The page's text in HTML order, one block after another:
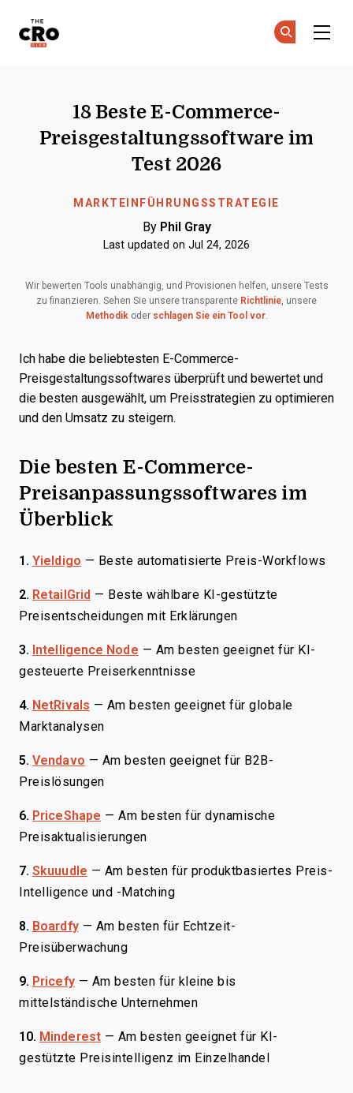
MARKTEINFÜHRUNGSSTRATEGIE
18 Beste E-Commerce-
Preisgestaltungssoftware im
Test 2026
By Phil Gray
Last updated on Jul 24, 2026
Wir bewerten Tools unabhängig, und Provisionen helfen, unsere Tests
zu finanzieren. Sehen Sie unsere transparente Richtlinie, unsere
Methodikoder schlagen Sie ein Tool vor.
Ich habe die beliebtesten E-Commerce-
Preisgestaltungssoftwares überprüft und bewertet und
die besten ausgewählt, um Preisstrategien zu optimieren
und den Umsatz zu steigern.
Die besten E-Commerce-
Preisanpassungssoftwares im
Überblick
1. Yieldigo — Beste automatisierte Preis-Workflows
2. RetailGrid — Beste wählbare KI-gestützte
Preisentscheidungen mit Erklärungen
3. Intelligence Node — Am besten geeignet für KI-
gesteuerte Preiserkenntnisse
4. NetRivals — Am besten geeignet für globale
Marktanalysen
5. Vendavo — Am besten geeignet für B2B-
Preislösungen
6. PriceShape — Am besten für dynamische
Preisaktualisierungen
7. Skuuudle — Am besten für produktbasiertes Preis-
Intelligence und -Matching
8. Boardfy — Am besten für Echtzeit-
Preisüberwachung
9. Pricefy — Am besten für kleine bis
mittelständische Unternehmen
10. Minderest — Am besten geeignet für KI-
gestützte Preisintelligenz im Einzelhandel